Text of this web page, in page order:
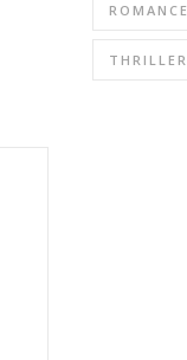
ROMANCE
THRILLER